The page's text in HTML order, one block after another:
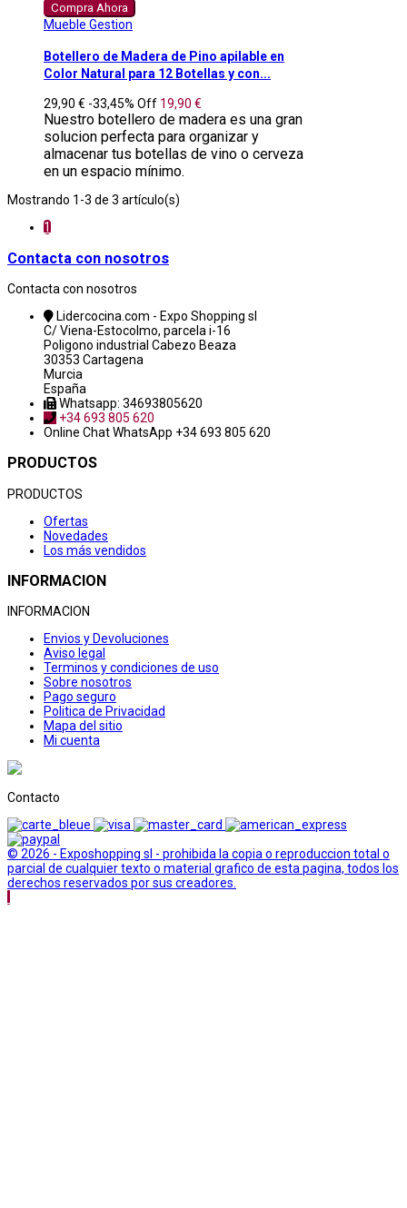
Compra Ahora
Mueble Gestion
Botellero de Madera de Pino apilable en
Color Natural para 12 Botellas y con...
29,90 € -33,45% Off 19,90 €
Nuestro botellero de madera es una gran
solucion perfecta para organizar y
almacenar tus botellas de vino o cerveza
en un espacio mínimo.
Mostrando 1-3 de 3 artículo(s)
1
Contacta con nosotros
Contacta con nosotros
Lidercocina.com - Expo Shopping sl
C/ Viena-Estocolmo, parcela i-16
Poligono industrial Cabezo Beaza
30353 Cartagena
Murcia
España
Whatsapp: 34693805620
+34 693 805 620
Online ChatWhatsApp +34 693 805 620
PRODUCTOS
PRODUCTOS
Ofertas
Novedades
Los más vendidos
INFORMACION
INFORMACION
Envios y Devoluciones
Aviso legal
Terminos y condiciones de uso
Sobre nosotros
Pago seguro
Politica de Privacidad
Mapa del sitio
Mi cuenta
Contacto
© 2026 - Exposhopping sl - prohibida la copia o reproduccion total o
parcial de cualquier texto o material grafico de esta pagina, todos los
derechos reservados por sus creadores.